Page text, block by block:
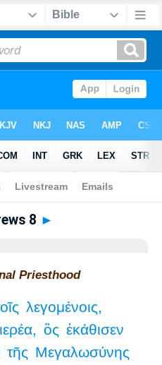
> Hebrews 8
8 ►
Priesthood
λεγομένοις,
ὃς ἐκάθισεν
τῆς Μεγαλωσύνης